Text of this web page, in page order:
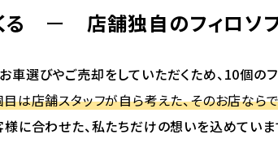
ー 店舗独自のフィロソ
選びやご売却をしていただくため、10個のフ
は店舗スタッフが自ら考えた、そのお店なら
に合わせた、私たちだけの想いを込めていま